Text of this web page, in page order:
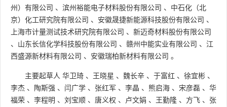
州）有限公司 、 滨州裕能电子材料股份有限公司 、 中石化（北
京）化工研究院有限公司 、 安徽晟捷新能源科技股份有限公司 、
上海市计量测试技术研究院有限公司 、 新迈奇材料股份有限公司
、 山东长信化学科技股份有限公司 、 赣州中能实业有限公司 、 江
西盛源新材料有限公司 、 安徽瑞柏新材料有限公司 。
主要起草人 华卫琦 、 王晓星 、 魏长辛 、 于富红 、 徐宜彬 、
李杰 、 陶斯强 、 闫广学 、 张红军 、 李晶 、 熊启海 、 宋彦磊 、 华
福荣 、 李程明 、 刘宝顺 、 唐义权 、 卢文娟 、 王勤隆 、 方飞 、 张